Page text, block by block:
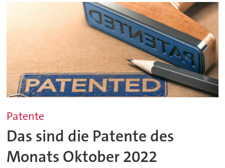
Patente
Das sind die Patente des
Monats Oktober 2022